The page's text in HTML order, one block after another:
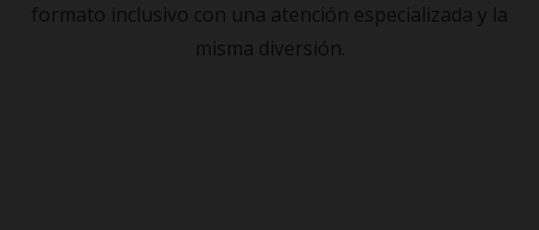
formato inclusivo con una atención especializada y la
misma diversión.